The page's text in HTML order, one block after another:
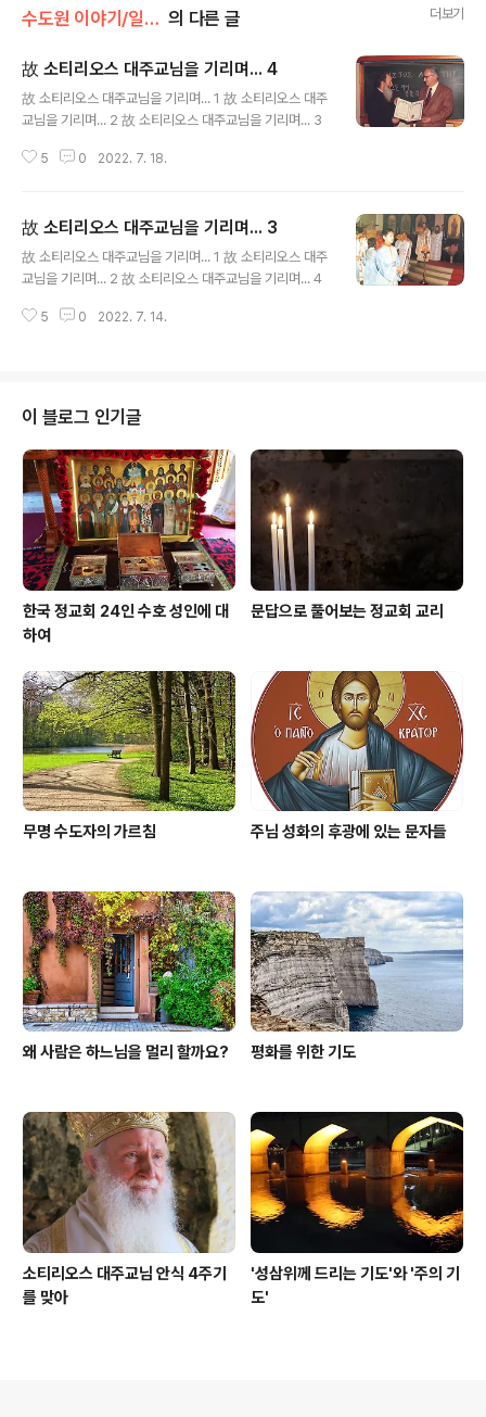
수도원 이야기/일상 * 화보 의 다른 글 더보기
故 소티리오스 대주교님을 기리며... 4
故 소티리오스 대주교님을 기리며... 1 故 소티리오스 대주
교님을 기리며... 2 故 소티리오스 대주교님을 기리며... 3
5 0 2022. 7. 18.
故 소티리오스 대주교님을 기리며... 3
故 소티리오스 대주교님을 기리며... 1 故 소티리오스 대주
교님을 기리며... 2 故 소티리오스 대주교님을 기리며... 4
5 0 2022. 7. 14.
이 블로그 인기글
한국 정교회 24인 수호 성인에 대
하여
문답으로 풀어보는 정교회 교리
무명 수도자의 가르침 주님 성화의 후광에 있는 문자들
왜 사람은 하느님을 멀리 할까요? 평화를 위한 기도
소티리오스 대주교님 안식 4주기
를 맞아
'성삼위께 드리는 기도'와 '주의 기
도'